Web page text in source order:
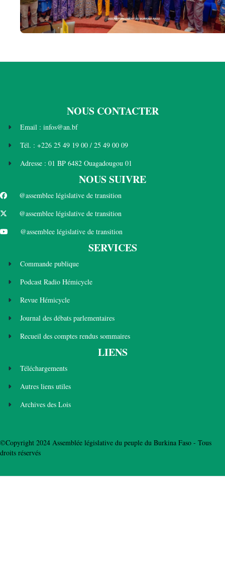
NOUS CONTACTER
Email : infos@an.bf
Tél. : +226 25 49 19 00 / 25 49 00 09
Adresse : 01 BP 6482 Ouagadougou 01
NOUS SUIVRE
@assemblee législative de transition
@assemblee législative de transition
@assemblee législative de transition
SERVICES
Commande publique
Podcast Radio Hémicycle
Revue Hémicycle
Journal des débats parlementaires
Recueil des comptes rendus sommaires
LIENS
Téléchargements
Autres liens utiles
Archives des Lois
©Copyright 2024 Assemblée législative du peuple du Burkina Faso - Tous
droits réservés